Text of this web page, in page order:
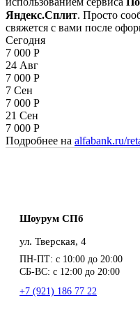
Яндекс.Сплит. Просто
свяжется с вами после
Сегодня
7 000 Р
24 Авг
7 000 Р
7 Сен
7 000 Р
21 Сен
7 000 Р
Подробнее на alfabank.ru/
Шоурум СПб
ул. Тверская, 4
ПН-ПТ: с 10:00 до 20:00
СБ-ВС: с 12:00 до 20:00
+7 (921) 186 77 22